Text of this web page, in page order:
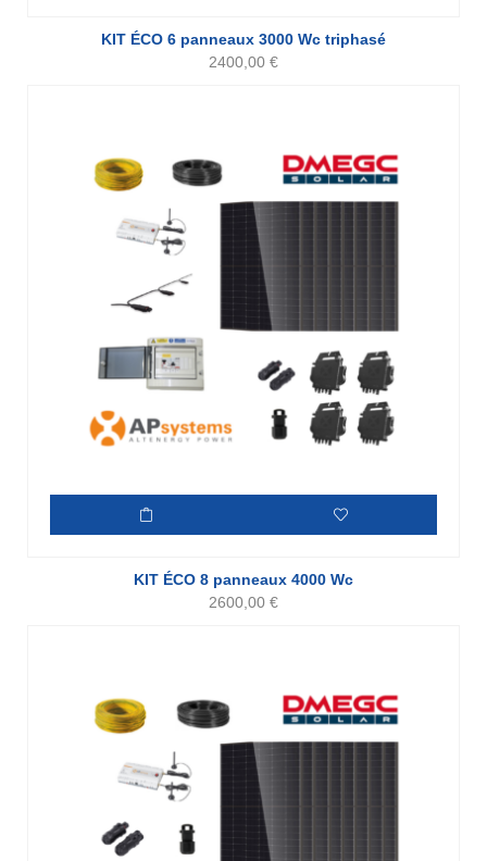
KIT ÉCO 6 panneaux 3000 Wc triphasé
2400,00 €
KIT ÉCO 8 panneaux 4000 Wc
2600,00 €